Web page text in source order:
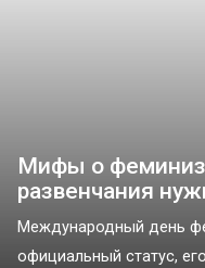
Мифы о
развенчания
Международный день
официальный статус,